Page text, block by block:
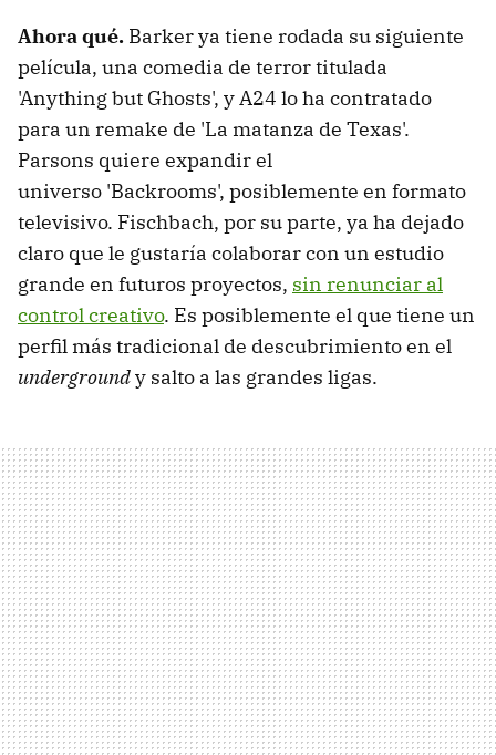
Ahora qué. Barker ya tiene rodada su siguiente
película, una comedia de terror titulada
'Anything but Ghosts', y A24 lo ha contratado
para un remake de 'La matanza de Texas'.
Parsons quiere expandir el
universo 'Backrooms', posiblemente en formato
televisivo. Fischbach, por su parte, ya ha dejado
claro que le gustaría colaborar con un estudio
grande en futuros proyectos, sin renunciar al
control creativo. Es posiblemente el que tiene un
perfil más tradicional de descubrimiento en el
undergroundy salto a las grandes ligas.